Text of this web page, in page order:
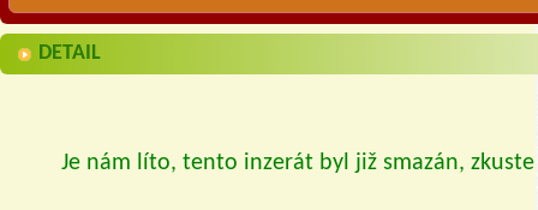
DETAIL
Je nám líto, tento inzerát byl již smazán,